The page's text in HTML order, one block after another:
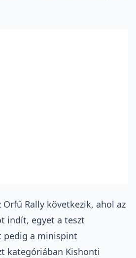
Orfű Rally következik, ahol az
indít, egyet a teszt
pedig a minispint
kategóriában Kishonti